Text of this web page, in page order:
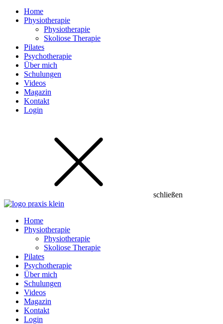
Home
Physiotherapie
Physiotherapie
Skoliose Therapie
Pilates
Psychotherapie
Über mich
Schulungen
Videos
Magazin
Kontakt
Login
schließen
Home
Physiotherapie
Physiotherapie
Skoliose Therapie
Pilates
Psychotherapie
Über mich
Schulungen
Videos
Magazin
Kontakt
Login